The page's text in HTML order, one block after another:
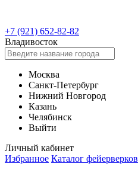
+7 (921) 652-82-82
Владивосток
Москва
Санкт-Петербург
Нижний Новгород
Казань
Челябинск
Выйти
Личный кабинет
Избранное Каталог фейерверков